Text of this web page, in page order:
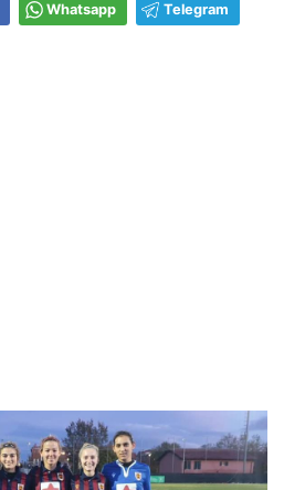
Whatsapp Telegram